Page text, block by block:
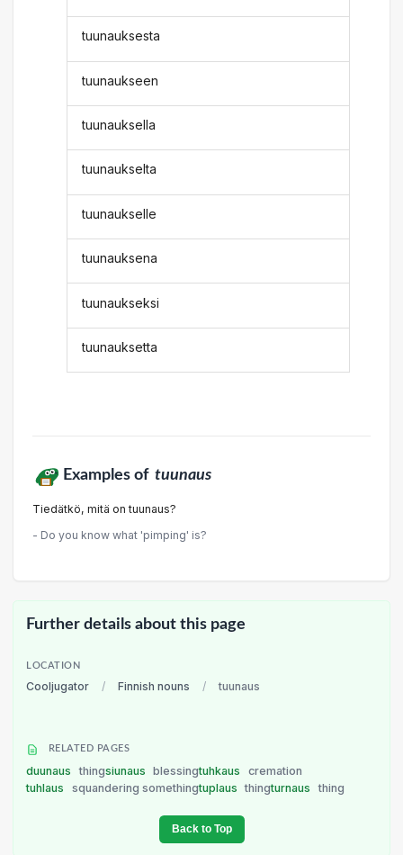
tuunauksesta
tuunaukseen
tuunauksella
tuunaukselta
tuunaukselle
tuunauksena
tuunaukseksi
tuunauksetta
Examples of tuunaus
Tiedätkö, mitä on tuunaus?
- Do you know what 'pimping' is?
Further details about this page
LOCATION
Cooljugator / Finnish nouns / tuunaus
RELATED PAGES
duunaus thingsiunaus blessingtuhkaus
cremation
tuhlaus
squandering somethingtuplaus thingturnaus thing
Back to Top